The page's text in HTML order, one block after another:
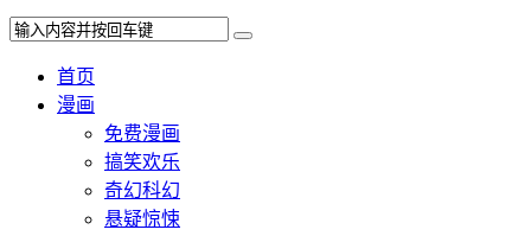
首页
漫画
免费漫画
搞笑欢乐
奇幻科幻
悬疑惊悚